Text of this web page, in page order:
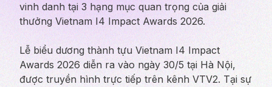
vinh danh tại 3 hạng mục quan trọng của giải
thưởng Vietnam I4 Impact Awards 2026.
Lễ biểu dương thành tựu Vietnam I4 Impact
Awards 2026 diễn ra vào ngày 30/5 tại Hà Nội,
được truyền hình trực tiếp trên kênh VTV2. Tại sự